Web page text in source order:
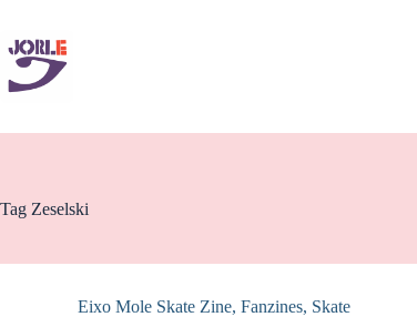
conteúdo
Tag Zeselski
Eixo Mole Skate Zine, Fanzines, Skate